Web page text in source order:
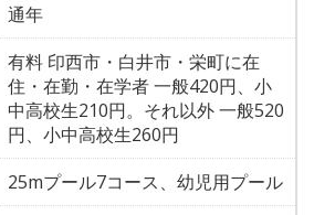
通年
有料 印西市・白井市・栄町に在
住・在勤・在学者 一般420円、小
中高校生210円。それ以外 一般520
円、小中高校生260円
25mプール7コース、幼児用プール